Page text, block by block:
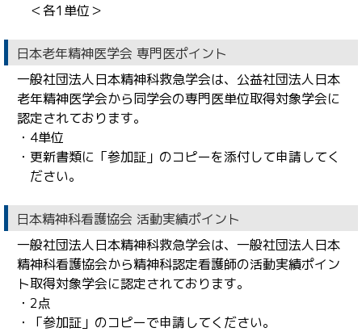
＜各1単位＞
日本老年精神医学会 専門医ポイント
一般社団法人日本精神科救急学会は、公益社団法人日本
老年精神医学会から同学会の専門医単位取得対象学会に
認定されております。
・4単位
・更新書類に「参加証」のコピーを添付して申請してく
ださい。
日本精神科看護協会 活動実績ポイント
一般社団法人日本精神科救急学会は、一般社団法人日本
精神科看護協会から精神科認定看護師の活動実績ポイン
ト取得対象学会に認定されております。
・2点
・「参加証」のコピーで申請してください。